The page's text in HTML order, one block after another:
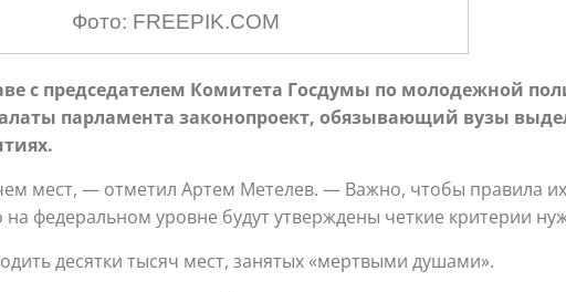
Фото: FREEPIK.COM
с председателем Комитета Госдумы по молодежной
парламента законопроект, обязывающий вузы
мест, — отметил Артем Метелев. — Важно, чтобы правила
федеральном уровне будут утверждены четкие критерии
десятки тысяч мест, занятых «мертвыми душами».